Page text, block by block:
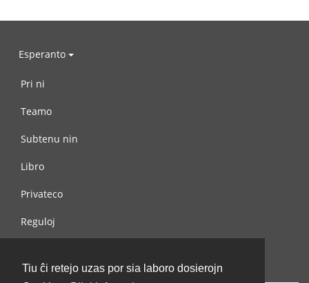
Tiu ĉi retejo uzas por sia laboro dosierojn
Esperanto
Pri ni
Teamo
Subtenu nin
Libro
Privateco
Reguloj